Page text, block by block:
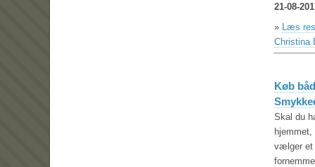
21-08-
» Læs
Christina
Køb
Skal du
vælger et